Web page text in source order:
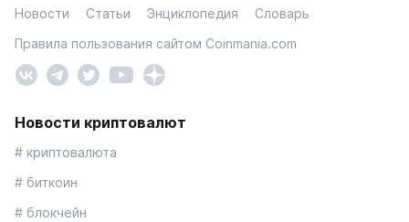
Новости Статьи Энциклопедия
Словарь
Правила пользования сайтом Coinmania.com
Новости криптовалют
# криптовалюта
# биткоин
# блокчейн